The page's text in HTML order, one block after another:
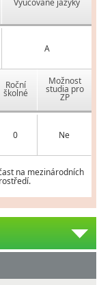
Vyučované jazyky
A
Roční
školné
Možnost
studia pro
ZP
0 Ne
na mezinárodních